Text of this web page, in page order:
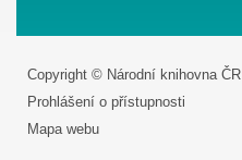
Copyright © Národní knihovna ČR
Prohlášení o přístupnosti
Mapa webu